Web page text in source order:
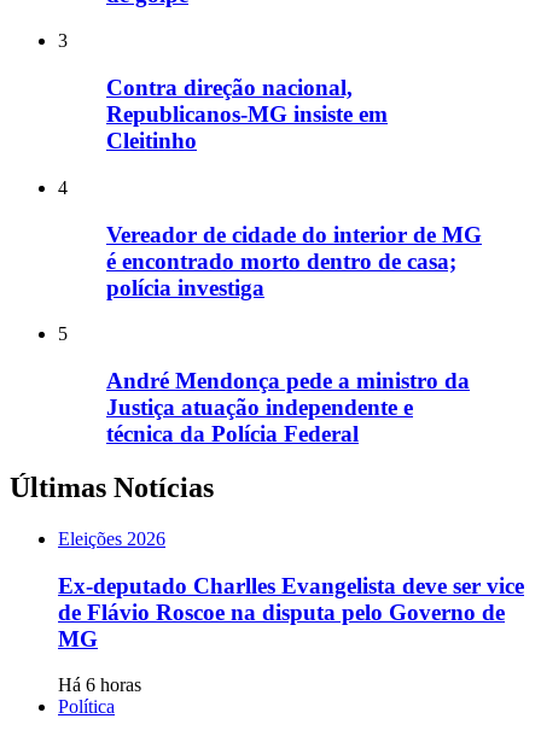
3
Contra direção nacional,
Republicanos-MG insiste em
Cleitinho
4
Vereador de cidade do interior de MG
é encontrado morto dentro de casa;
polícia investiga
5
André Mendonça pede a ministro da
Justiça atuação independente e
técnica da Polícia Federal
Últimas Notícias
Eleições 2026
Ex-deputado Charlles Evangelista deve ser vice
de Flávio Roscoe na disputa pelo Governo de
MG
Há 6 horas
Política